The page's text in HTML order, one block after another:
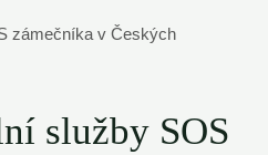
služby SOS